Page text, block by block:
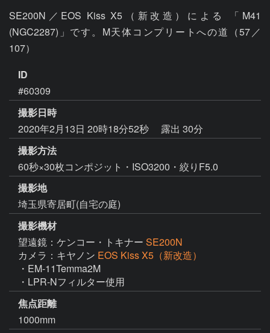
SE200N／EOS Kiss X5（新改造）による 「M41
(NGC2287)」です。M天体コンプリートへの道（57／
107）
ID
#60309
撮影日時
2020年2月13日 20時18分52秒
露出 30分
撮影方法
60秒×30枚コンポジット・ISO3200・絞りF5.0
撮影地
埼玉県寄居町(自宅の庭)
撮影機材
望遠鏡：ケンコー・トキナー SE200N
カメラ：キヤノン EOS Kiss X5（新改造）
・EM-11Temma2M
・LPR-Nフィルター使用
焦点距離
1000mm